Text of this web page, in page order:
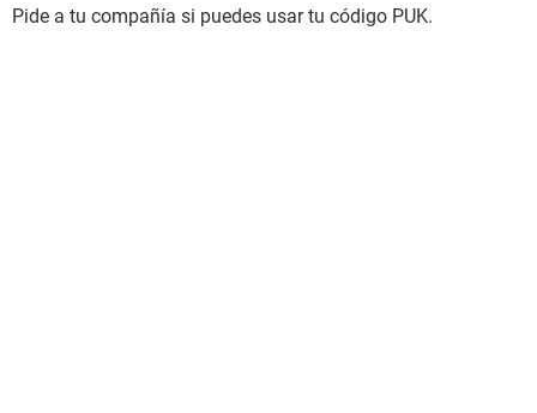
Pide a tu compañía si puedes usar tu código PUK.